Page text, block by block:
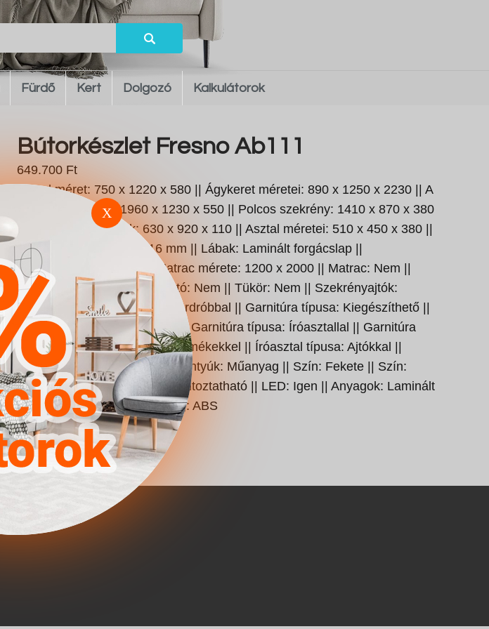
Fürdő Kert Dolgozó Kalkulátorok
Bútorkészlet Fresno Ab111
649.700 Ft
Asztal méret: 750 x 1220 x 580 || Ágykeret méretei: 890 x 1250 x 2230 || A
szekrény méretei: 1960 x 1230 x 550 || Polcos szekrény: 1410 x 870 x 380
|| Függő polcméretek: 630 x 920 x 110 || Asztal méretei: 510 x 450 x 380 ||
A burkolat vastagsága: 16 mm || Lábak: Laminált forgácslap ||
Lábmagasság: 90 mm || Matrac mérete: 1200 x 2000 || Matrac: Nem ||
Ágyrács: Igen || Ágyneműtartó: Nem || Tükör: Nem || Szekrényajtók:
Pántos || Garnitúra típusa: Gardróbbal || Garnitúra típusa: Kiegészíthető ||
Garnitúra típusa: Egy ággyal || Garnitúra típusa: Íróasztallal || Garnitúra
típusa: További kapcsolódó termékekkel || Íróasztal típusa: Ajtókkal ||
Íróasztal típusa: Fiókos || Fogantyúk: Műanyag || Szín: Fekete || Szín:
Artisan tölgy || Kombináció: Változtatható || LED: Igen || Anyagok: Laminált
forgácslap || Kiegészítő anyag: ABS
X